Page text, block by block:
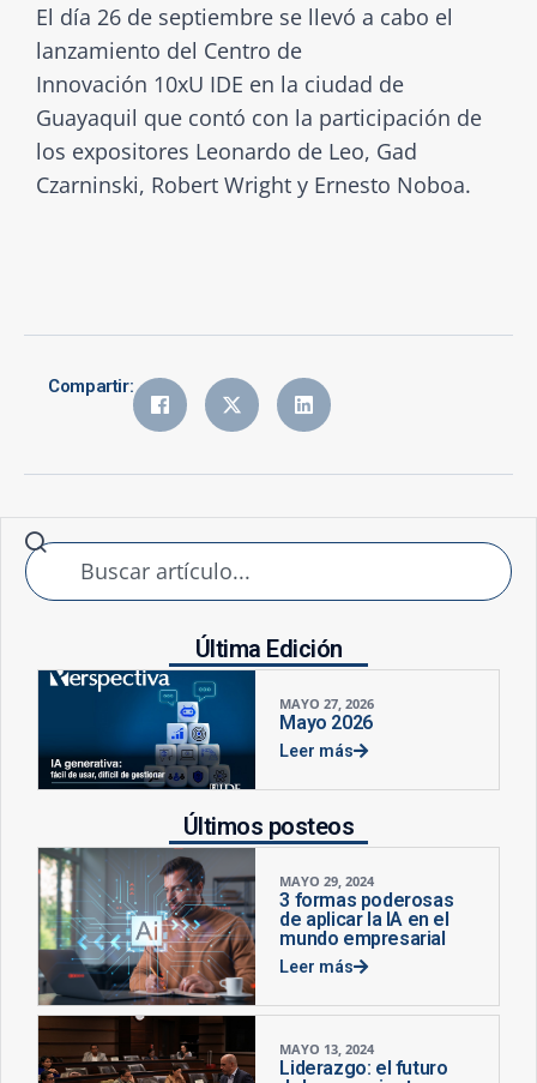
El día 26 de septiembre se llevó a cabo el
lanzamiento del Centro de
Innovación 10xU IDE en la ciudad de
Guayaquil que contó con la participación de
los expositores Leonardo de Leo, Gad
Czarninski, Robert Wright y Ernesto Noboa.
Compartir:
Última Edición
MAYO 27, 2026
Mayo 2026
Leer más
Últimos posteos
MAYO 29, 2024
3 formas poderosas
de aplicar la IA en el
mundo empresarial
Leer más
MAYO 13, 2024
Liderazgo: el futuro